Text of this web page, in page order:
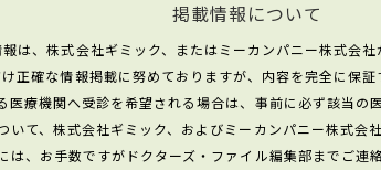
掲載情報について
は、株式会社ギミック、またはミーカンパニー株式会社
正確な情報掲載に努めておりますが、内容を完全に保証
医療機関へ受診を希望される場合は、事前に必ず該当の
いて、株式会社ギミック、およびミーカンパニー株式会
は、お手数ですがドクターズ・ファイル編集部までご連